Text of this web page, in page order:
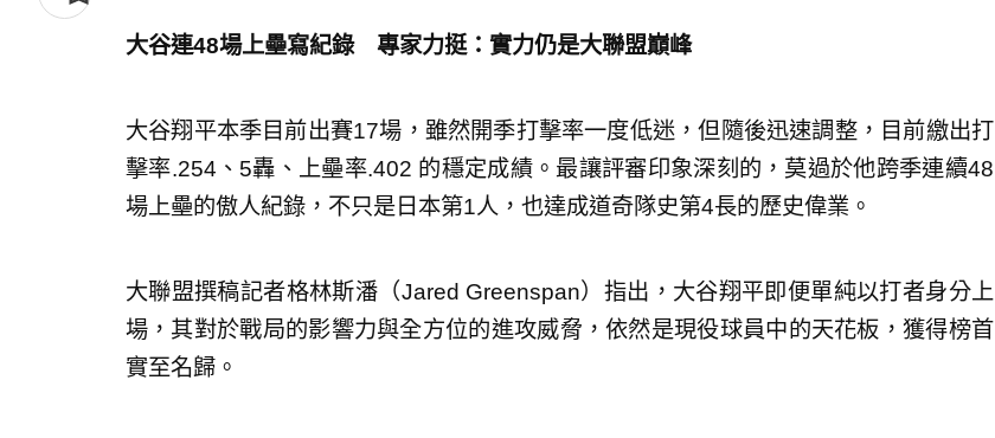
大谷連48場上壘寫紀錄 專家力挺：實力仍是大聯盟巔峰
大谷翔平本季目前出賽17場，雖然開季打擊率一度低迷，但隨後迅速調整，目前繳出打
擊率.254、5轟、上壘率.402 的穩定成績。最讓評審印象深刻的，莫過於他跨季連續48
場上壘的傲人紀錄，不只是日本第1人，也達成道奇隊史第4長的歷史偉業。
大聯盟撰稿記者格林斯潘（Jared Greenspan）指出，大谷翔平即便單純以打者身分上
場，其對於戰局的影響力與全方位的進攻威脅，依然是現役球員中的天花板，獲得榜首
實至名歸。